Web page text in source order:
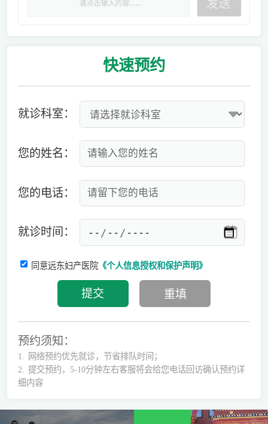
快速预约
就诊科室：
您的姓名：
您的电话：
就诊时间：
同意远东妇产医院《个人信息授权和保护声明》
预约须知：
1.
网络预约优先就诊，节省排队时间；
2.
提交预约，5-10分钟左右客服将会给您电话回访确认预约详
细内容